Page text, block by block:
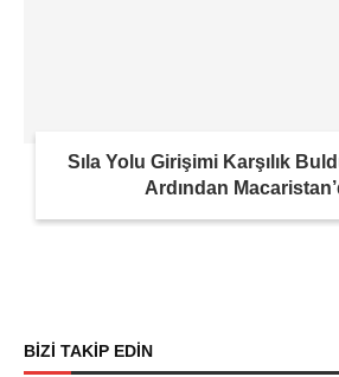
Sıla Yolu Girişimi Karşılık
Ardından
BİZİ TAKİP EDİN